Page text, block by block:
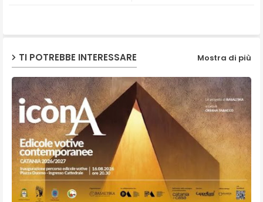
TI POTREBBE INTERESSARE Mostra di più